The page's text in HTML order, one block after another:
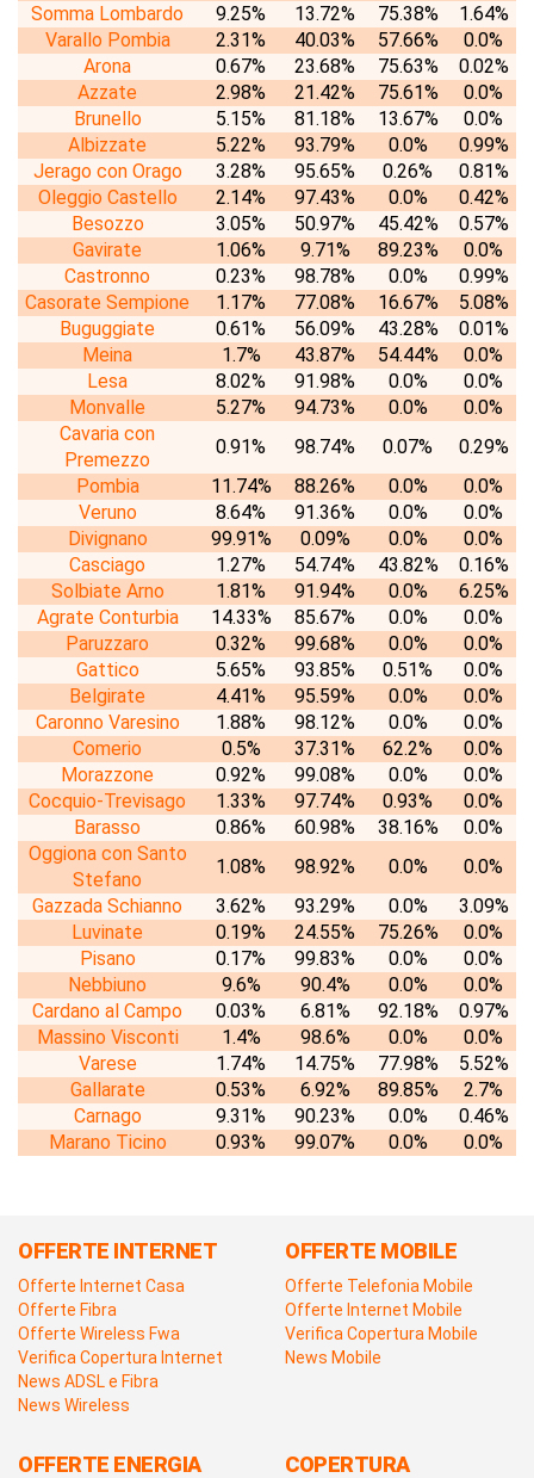
Somma Lombardo
9.25% 13.72% 75.38%
1.64%
Varallo Pombia
2.31% 40.03% 57.66%
0.0%
Arona
0.67% 23.68% 75.63%
0.02%
Azzate
2.98% 21.42% 75.61%
0.0%
Brunello
5.15% 81.18% 13.67%
0.0%
Albizzate
5.22% 93.79% 0.0%
0.99%
Jerago con Orago
3.28% 95.65% 0.26%
0.81%
Oleggio Castello
2.14% 97.43% 0.0%
0.42%
Besozzo
3.05% 50.97% 45.42%
0.57%
Gavirate
1.06% 9.71% 89.23%
0.0%
Castronno
0.23% 98.78% 0.0%
0.99%
Casorate Sempione
1.17% 77.08% 16.67%
5.08%
Buguggiate
0.61% 56.09% 43.28%
0.01%
Meina
1.7% 43.87% 54.44%
0.0%
Lesa
8.02% 91.98% 0.0%
0.0%
Monvalle
5.27% 94.73% 0.0%
0.0%
Cavaria con
Premezzo
0.91% 98.74% 0.07%
0.29%
Pombia
11.74% 88.26% 0.0%
0.0%
Veruno
8.64% 91.36% 0.0%
0.0%
Divignano
99.91% 0.09% 0.0%
0.0%
Casciago
1.27% 54.74% 43.82%
0.16%
Solbiate Arno
1.81% 91.94% 0.0%
6.25%
Agrate Conturbia
14.33% 85.67% 0.0%
0.0%
Paruzzaro
0.32% 99.68% 0.0%
0.0%
Gattico
5.65% 93.85% 0.51%
0.0%
Belgirate
4.41% 95.59% 0.0%
0.0%
Caronno Varesino
1.88% 98.12% 0.0%
0.0%
Comerio
0.5% 37.31% 62.2%
0.0%
Morazzone
0.92% 99.08% 0.0%
0.0%
Cocquio-Trevisago
1.33% 97.74% 0.93%
0.0%
Barasso
0.86% 60.98% 38.16%
0.0%
Oggiona con Santo
Stefano
1.08% 98.92% 0.0%
0.0%
Gazzada Schianno
3.62% 93.29% 0.0%
3.09%
Luvinate
0.19% 24.55% 75.26%
0.0%
Pisano
0.17% 99.83% 0.0%
0.0%
Nebbiuno
9.6% 90.4% 0.0%
0.0%
Cardano al Campo
0.03% 6.81% 92.18%
0.97%
Massino Visconti
1.4% 98.6% 0.0%
0.0%
Varese
1.74% 14.75% 77.98%
5.52%
Gallarate
0.53% 6.92% 89.85%
2.7%
Carnago
9.31% 90.23% 0.0%
0.46%
Marano Ticino
0.93% 99.07% 0.0% 0.0%
OFFERTE INTERNET
Offerte Internet Casa
Offerte Fibra
Offerte Wireless Fwa
Verifica Copertura Internet
News ADSL e Fibra
News Wireless
OFFERTE MOBILE
Offerte Telefonia Mobile
Offerte Internet Mobile
Verifica Copertura Mobile
News Mobile
OFFERTE ENERGIA COPERTURA